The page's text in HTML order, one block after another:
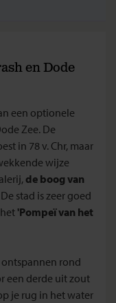
en Dode
een optionele
Zee. De
in 78 v. Chr, maar
wijze
de boog van
stad is zeer goed
'Pompeï van het
ontspannen rond
een derde uit zout
je rug in het water